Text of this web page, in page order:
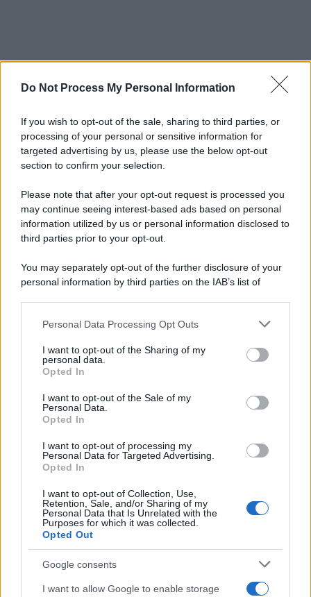
Do Not Process My Personal Information
If you wish to opt-out of the sale, sharing to third parties, or
processing of your personal or sensitive information for
targeted advertising by us, please use the below opt-out
section to confirm your selection.
Please note that after your opt-out request is processed you
may continue seeing interest-based ads based on personal
information utilized by us or personal information disclosed to
third parties prior to your opt-out.
You may separately opt-out of the further disclosure of your
personal information by third parties on the IAB’s list of
This information may also be disclosed by us to third parties
disclose it to other third parties.
Please note that this website/app uses one or more Google
services and may gather and store information including but
not limited to your visit or usage behaviour. You may click to
grant or deny consent to Google and its third-party tags to
consent section.
Personal Data Processing Opt Outs
I want to opt-out of the Sharing of my
personal data.
Opted In
I want to opt-out of the Sale of my
Personal Data.
Opted In
I want to opt-out of processing my
Personal Data for Targeted Advertising.
Opted In
I want to opt-out of Collection, Use,
Retention, Sale, and/or Sharing of my
Personal Data that Is Unrelated with the
Purposes for which it was collected.
Opted Out
Google consents
I want to allow Google to enable storage